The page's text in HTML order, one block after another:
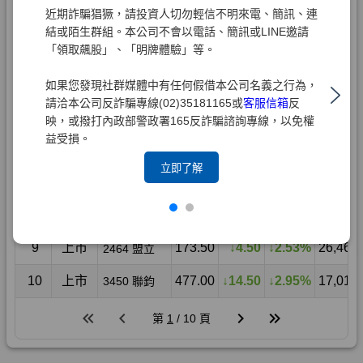
近期詐騙猖獗，請投資人切勿輕信不明來電、簡訊、連
結或陌生群組。本公司不會以電話、簡訊或LINE邀請
「領取飆股」、「明牌體驗」等。
如果您發現社群媒體中有任何假借本公司名義之行為，
請洽本公司反詐騙專線(02)35181165或客服信箱反
映，或撥打內政部警政署165反詐騙諮詢專線，以免權
益受損。
立即了解